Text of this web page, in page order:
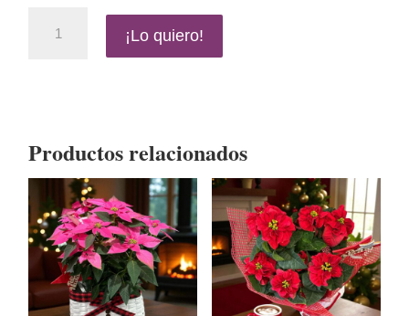
navideño
¡Lo quiero!
Productos relacionados